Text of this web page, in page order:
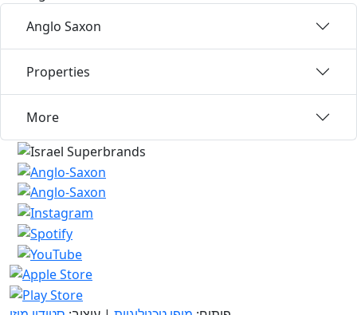
Anglo Saxon
Properties
More